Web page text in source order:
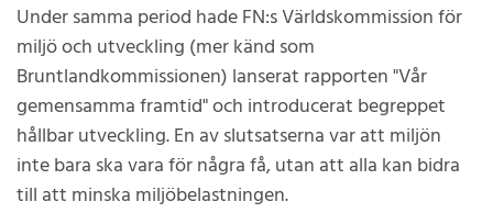
Under samma period hade FN:s Världskommission för
miljö och utveckling (mer känd som
Bruntlandkommissionen) lanserat rapporten "Vår
gemensamma framtid" och introducerat begreppet
hållbar utveckling. En av slutsatserna var att miljön
inte bara ska vara för några få, utan att alla kan bidra
till att minska miljöbelastningen.